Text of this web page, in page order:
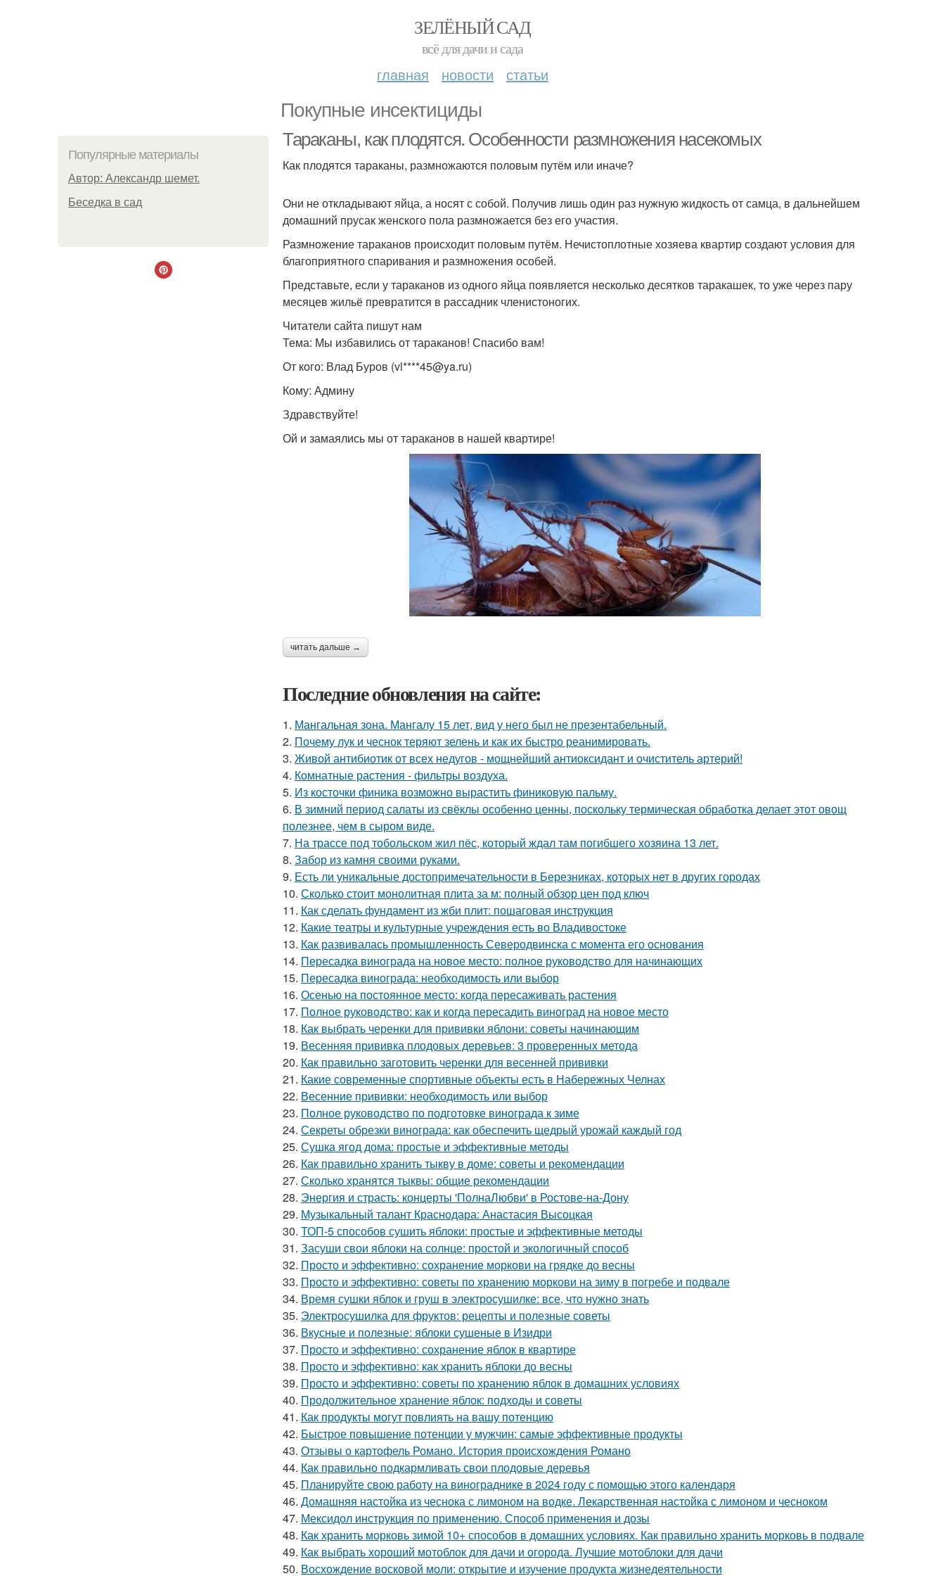
ЗЕЛЁНЫЙ САД
всё для дачи и сада
главная новости статьи
Покупные инсектициды
Популярные материалы
Автор: Александр шемет.
Беседка в сад
Тараканы, как плодятся. Особенности размножения насекомых
Как плодятся тараканы, размножаются половым путём или иначе?
Они не откладывают яйца, а носят с собой. Получив лишь один раз нужную жидкость от самца, в дальнейшем
домашний прусак женского пола размножается без его участия.
Размножение тараканов происходит половым путём. Нечистоплотные хозяева квартир создают условия для
благоприятного спаривания и размножения особей.
Представьте, если у тараканов из одного яйца появляется несколько десятков таракашек, то уже через пару
месяцев жильё превратится в рассадник членистоногих.
Читатели сайта пишут нам
Тема: Мы избавились от тараканов! Спасибо вам!
От кого: Влад Буров (vl****45@ya.ru)
Кому: Админу
Здравствуйте!
Ой и замаялись мы от тараканов в нашей квартире!
читать дальше →
Последние обновления на сайте:
1. Мангальная зона. Мангалу 15 лет, вид у него был не презентабельный.
2. Почему лук и чеснок теряют зелень и как их быстро реанимировать.
3. Живой антибиотик от всех недугов - мощнейший антиоксидант и очиститель артерий!
4. Комнатные растения - фильтры воздуха.
5. Из косточки финика возможно вырастить финиковую пальму.
6. В зимний период салаты из свёклы особенно ценны, поскольку термическая обработка делает этот овощ
полезнее, чем в сыром виде.
7. На трассе под тобольском жил пёс, который ждал там погибшего хозяина 13 лет.
8. Забор из камня своими руками.
9. Есть ли уникальные достопримечательности в Березниках, которых нет в других городах
10. Сколько стоит монолитная плита за м: полный обзор цен под ключ
11. Как сделать фундамент из жби плит: пошаговая инструкция
12. Какие театры и культурные учреждения есть во Владивостоке
13. Как развивалась промышленность Северодвинска с момента его основания
14. Пересадка винограда на новое место: полное руководство для начинающих
15. Пересадка винограда: необходимость или выбор
16. Осенью на постоянное место: когда пересаживать растения
17. Полное руководство: как и когда пересадить виноград на новое место
18. Как выбрать черенки для прививки яблони: советы начинающим
19. Весенняя прививка плодовых деревьев: 3 проверенных метода
20. Как правильно заготовить черенки для весенней прививки
21. Какие современные спортивные объекты есть в Набережных Челнах
22. Весенние прививки: необходимость или выбор
23. Полное руководство по подготовке винограда к зиме
24. Секреты обрезки винограда: как обеспечить щедрый урожай каждый год
25. Сушка ягод дома: простые и эффективные методы
26. Как правильно хранить тыкву в доме: советы и рекомендации
27. Сколько хранятся тыквы: общие рекомендации
28. Энергия и страсть: концерты 'ПолнаЛюбви' в Ростове-на-Дону
29. Музыкальный талант Краснодара: Анастасия Высоцкая
30. ТОП-5 способов сушить яблоки: простые и эффективные методы
31. Засуши свои яблоки на солнце: простой и экологичный способ
32. Просто и эффективно: сохранение моркови на грядке до весны
33. Просто и эффективно: советы по хранению моркови на зиму в погребе и подвале
34. Время сушки яблок и груш в электросушилке: все, что нужно знать
35. Электросушилка для фруктов: рецепты и полезные советы
36. Вкусные и полезные: яблоки сушеные в Изидри
37. Просто и эффективно: сохранение яблок в квартире
38. Просто и эффективно: как хранить яблоки до весны
39. Просто и эффективно: советы по хранению яблок в домашних условиях
40. Продолжительное хранение яблок: подходы и советы
41. Как продукты могут повлиять на вашу потенцию
42. Быстрое повышение потенции у мужчин: самые эффективные продукты
43. Отзывы о картофель Романо. История происхождения Романо
44. Как правильно подкармливать свои плодовые деревья
45. Планируйте свою работу на винограднике в 2024 году с помощью этого календаря
46. Домашняя настойка из чеснока с лимоном на водке. Лекарственная настойка с лимоном и чесноком
47. Мексидол инструкция по применению. Способ применения и дозы
48. Как хранить морковь зимой 10+ способов в домашних условиях. Как правильно хранить морковь в подвале
49. Как выбрать хороший мотоблок для дачи и огорода. Лучшие мотоблоки для дачи
50. Восхождение восковой моли: открытие и изучение продукта жизнедеятельности